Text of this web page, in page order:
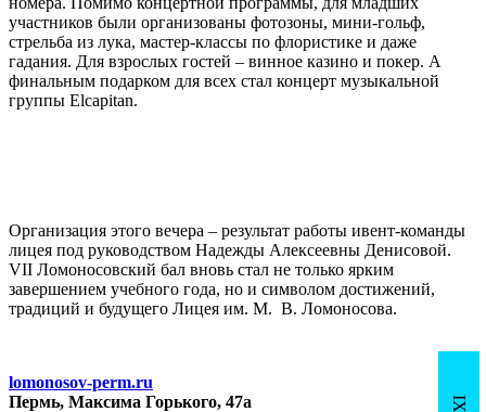
участников были организованы фотозоны, мини-гольф,
стрельба из лука, мастер-классы по флористике и даже
гадания. Для взрослых гостей – винное казино и покер. А
финальным подарком для всех стал концерт музыкальной
группы Elcapitan.
Организация этого вечера – результат работы ивент-команды
лицея под руководством Надежды Алексеевны Денисовой.
VII Ломоносовский бал вновь стал не только ярким
завершением учебного года, но и символом достижений,
традиций и будущего Лицея им. М. В. Ломоносова.
lomonosov-perm.ru
Пермь, Максима Горького, 47а